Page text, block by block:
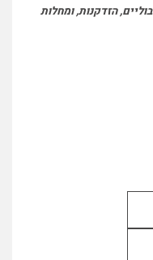
הזדקנות, ומחלות